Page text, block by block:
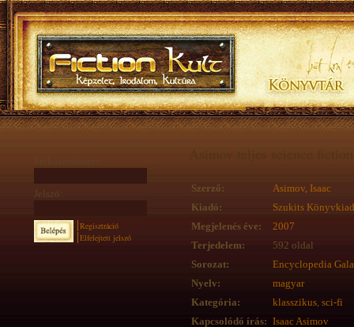
Jelszó:
Regisztráció
Elfelejtett jelszó
Asimov teljes science
Szerző:
Asimov, Isaac
Kiadó:
Szukits
Megjelenés éve:
2007
Terjedelem:
592 oldal
Sorozat:
Encyclopedia
Nyelv:
magyar
Kategória:
klasszikus, sci-fi
Kapcsolódó írás: Isaac Asimov